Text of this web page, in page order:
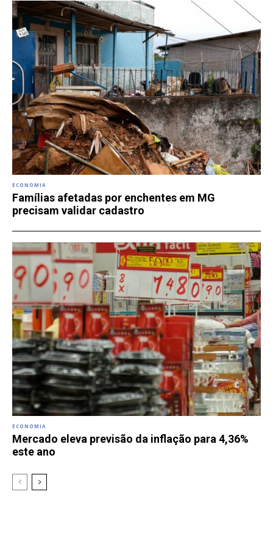
ECONOMIA
Famílias afetadas por enchentes em MG
precisam validar cadastro
ECONOMIA
Mercado eleva previsão da inflação para 4,36%
este ano